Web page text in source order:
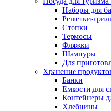
Наборы для
Решетки-
Стопки
Термосы
Фляжки
Шампуры
Для
Хранение
Банки
Емкости для
Контейнеры
Хлебницы